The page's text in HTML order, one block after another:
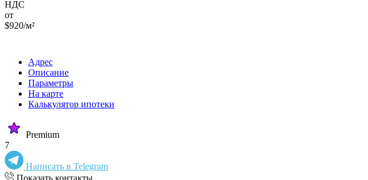
НДС
от
$920/м²
Адрес
Описание
Параметры
На карте
Калькулятор ипотеки
Premium
7
Написать в Telegram
Показать контакты